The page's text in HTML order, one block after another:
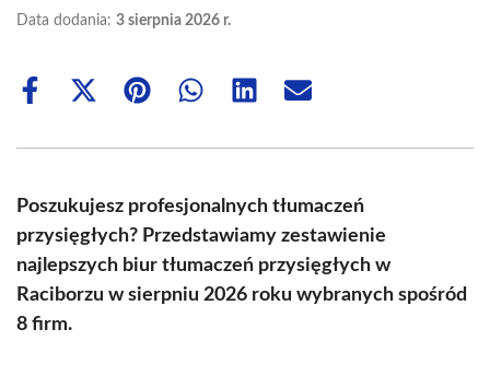
Data dodania: 3 sierpnia 2026 r.
Share
Share
(Twitter)
Share Share Share Share
Poszukujesz profesjonalnych tłumaczeń
przysięgłych? Przedstawiamy zestawienie
najlepszych biur tłumaczeń przysięgłych w
Raciborzu w sierpniu 2026 roku wybranych spośród
8 firm.